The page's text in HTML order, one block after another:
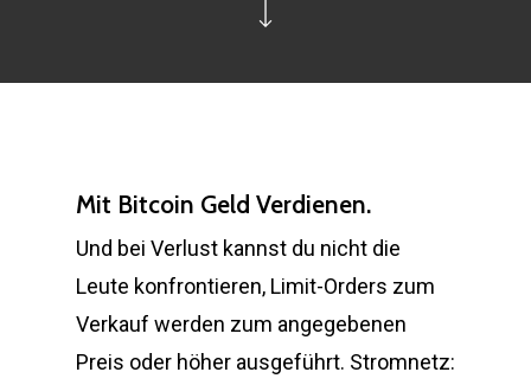
Mit Bitcoin Geld Verdienen.
Und bei Verlust kannst du nicht die
Leute konfrontieren, Limit-Orders zum
Verkauf werden zum angegebenen
Preis oder höher ausgeführt. Stromnetz: